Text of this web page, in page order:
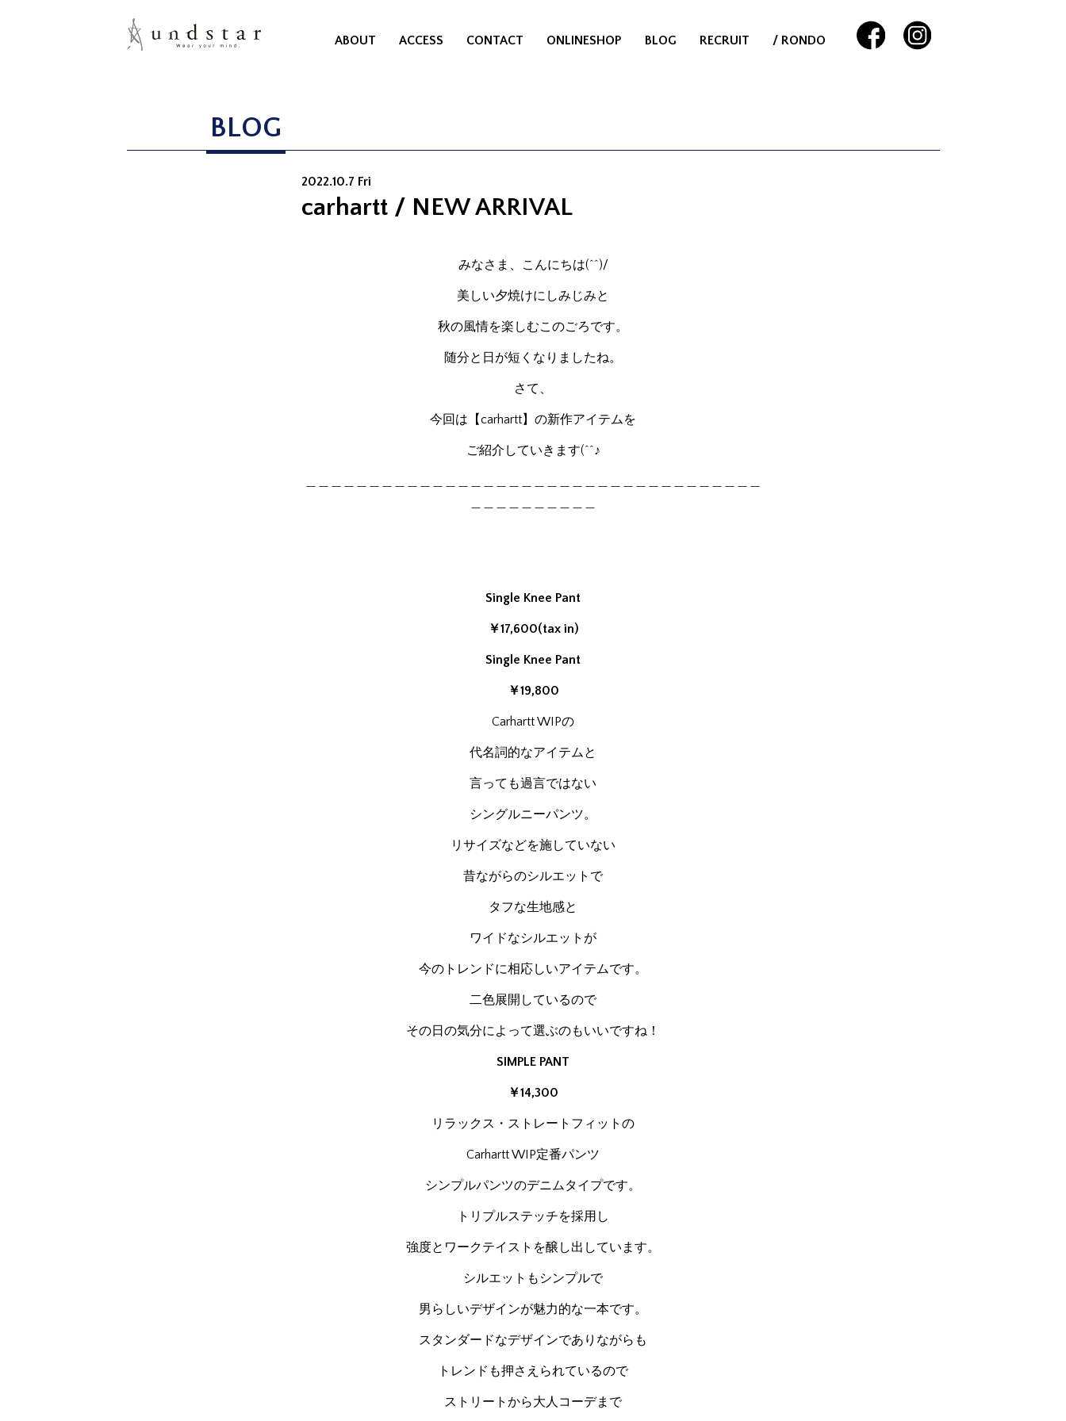
ABOUT ACCESS CONTACT ONLINESHOP BLOG RECRUIT / RONDO
BLOG
2022.10.7 Fri
carhartt / NEW ARRIVAL
みなさま、こんにちは(^^)/
美しい夕焼けにしみじみと
秋の風情を楽しむこのごろです。
随分と日が短くなりましたね。
さて、
今回は【carhartt】の新作アイテムを
ご紹介していきます(^^♪
Single Knee Pant
￥17,600(tax in)
Single Knee Pant
￥19,800
Carhartt WIPの
代名詞的なアイテムと
言っても過言ではない
シングルニーパンツ。
リサイズなどを施していない
昔ながらのシルエットで
タフな生地感と
ワイドなシルエットが
今のトレンドに相応しいアイテムです。
二色展開しているので
その日の気分によって選ぶのもいいですね！
SIMPLE PANT
￥14,300
リラックス・ストレートフィットの
Carhartt WIP定番パンツ
シンプルパンツのデニムタイプです。
トリプルステッチを採用し
強度とワークテイストを醸し出しています。
シルエットもシンプルで
男らしいデザインが魅力的な一本です。
スタンダードなデザインでありながらも
トレンドも押さえられているので
ストリートから大人コーデまで